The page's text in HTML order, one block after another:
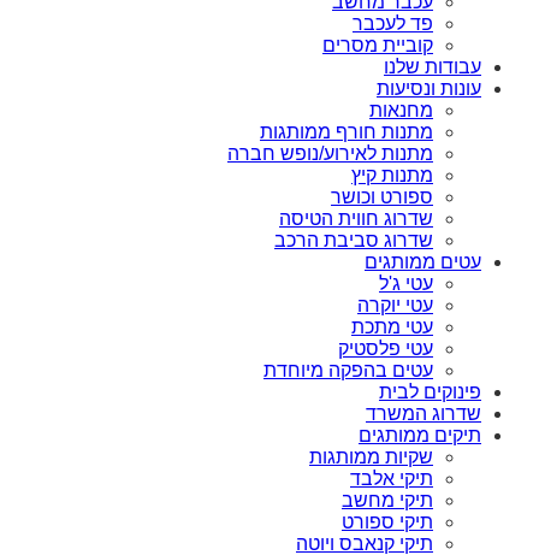
פד לעכבר
קוביית מסרים
עבודות שלנו
עונות ונסיעות
מחנאות
מתנות חורף ממותגות
מתנות לאירוע/נופש חברה
מתנות קיץ
ספורט וכושר
שדרוג חווית הטיסה
שדרוג סביבת הרכב
עטים ממותגים
עטי ג'ל
עטי יוקרה
עטי מתכת
עטי פלסטיק
עטים בהפקה מיוחדת
פינוקים לבית
שדרוג המשרד
תיקים ממותגים
שקיות ממותגות
תיקי אלבד
תיקי מחשב
תיקי ספורט
תיקי קנאבס ויוטה